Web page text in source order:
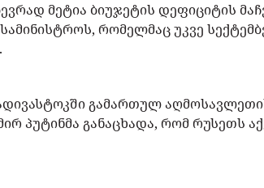
მეტია ბიუჯეტის დეფიციტის
რომელმაც უკვე
გამართულ
პუტინმა განაცხადა, რომ რუსეთს